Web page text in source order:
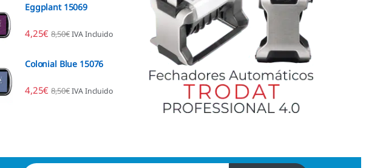
Eggplant 15069
4,25€ 8,50€ IVA Incluido
Colonial Blue 15076
4,25€ 8,50€ IVA Incluido